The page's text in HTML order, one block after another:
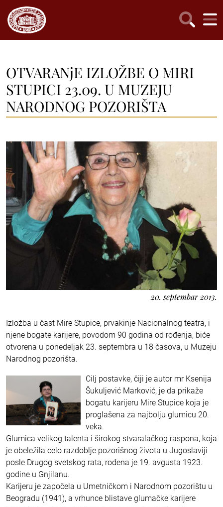
OTVARANjE IZLOŽBE O MIRI
STUPICI 23.09. U MUZEJU
NARODNOG POZORIŠTA
20. septembar 2013.
Izložba u čast Mire Stupice, prvakinje Nacionalnog teatra, i
njene bogate karijere, povodom 90 godina od rođenja, biće
otvorena u ponedeljak 23. septembra u 18 časova, u Muzeju
Narodnog pozorišta.
Cilj postavke, čiji je autor mr Ksenija
Šukuljević Marković, je da prikaže
bogatu karijeru Mire Stupice koja je
proglašena za najbolju glumicu 20.
veka.
Glumica velikog talenta i širokog stvaralačkog raspona, koja
je obeležila celo razdoblje pozorišnog života u Jugoslaviji
posle Drugog svetskog rata, rođena je 19. avgusta 1923.
godine u Gnjilanu.
Karijeru je započela u Umetničkom i Narodnom pozorištu u
Beogradu (1941), a vrhunce blistave glumačke karijere